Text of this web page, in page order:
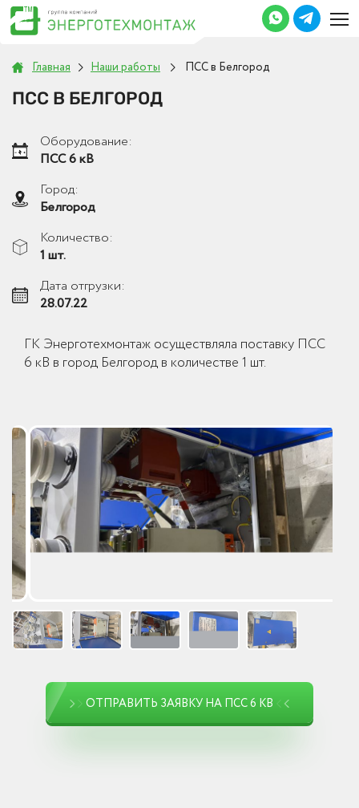
Главная Наши работы ПСС в Белгород
ПСС В БЕЛГОРОД
Оборудование:
ПСС 6 кВ
Город:
Белгород
Количество:
1 шт.
Дата отгрузки:
28.07.22
ГК Энерготехмонтаж осуществляла поставку ПСС
6 кВ в город Белгород в количестве 1 шт.
ОТПРАВИТЬ ЗАЯВКУ НА ПСС 6 КВ